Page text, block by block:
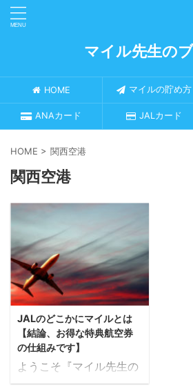
マイル先生の
HOME マイルの貯め方
ANAカード JALカード
HOME > 関西空港
関西空港
JALのどこかにマイルとは
【結論、お得な特典航空券
の仕組みです】
ようこそ『マイル先生の
ブログ』へ。 ご覧いただ